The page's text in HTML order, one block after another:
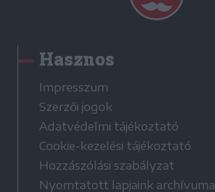
Hasznos
Impresszum
Szerzői jogok
Adatvédelmi tájékoztató
Cookie-kezelési tájékoztató
Hozzászólási szabályzat
Nyomtatott lapjaink archívuma